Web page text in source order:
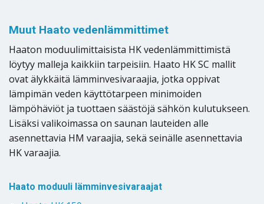
Muut Haato vedenlämmittimet
Haaton moduulimittaisista HK vedenlämmittimistä
löytyy malleja kaikkiin tarpeisiin. Haato HK SC mallit
ovat älykkäitä lämminvesivaraajia, jotka oppivat
lämpimän veden käyttötarpeen minimoiden
lämpöhäviöt ja tuottaen säästöjä sähkön kulutukseen.
Lisäksi valikoimassa on saunan lauteiden alle
asennettavia HM varaajia, sekä seinälle asennettavia
HK varaajia.
Haato moduuli lämminvesivaraajat